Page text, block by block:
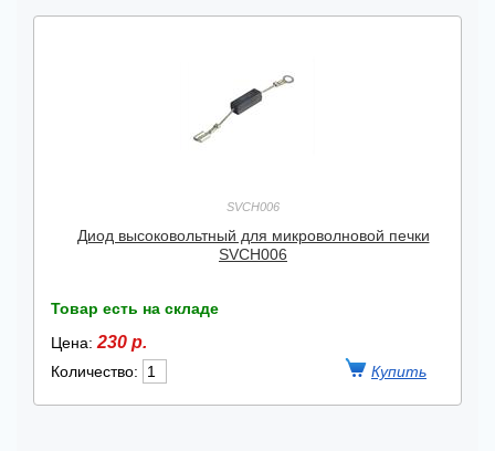
SVCH006
Диод высоковольтный для микроволновой печки
SVCH006
Товар есть на складе
Цена: 230 р.
Количество: